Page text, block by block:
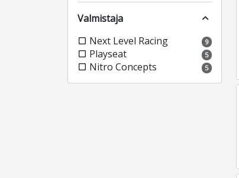
Valmistaja expand_less
check_box_outline_blank Next Level Racing 9
check_box_outline_blank Playseat 5
check_box_outline_blank Nitro Concepts 5